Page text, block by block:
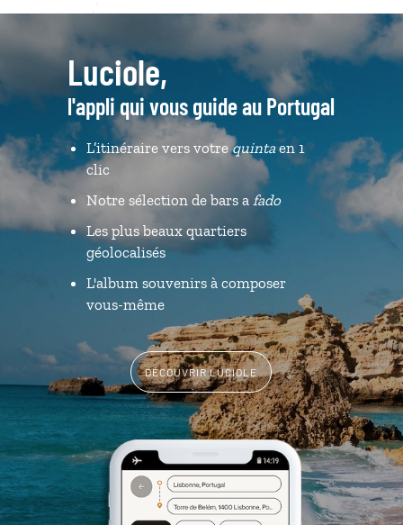
Luciole,
l'appli qui vous guide au Portugal
L’itinéraire vers votrequintaen 1
clic
Notre sélection de bars a fado
Les plus beaux quartiers
géolocalisés
L'album souvenirs à composer
vous-même
DÉCOUVRIR LUCIOLE